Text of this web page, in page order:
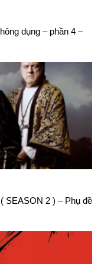
dụng – phần 4 –
SEASON 2 ) – Phụ đề